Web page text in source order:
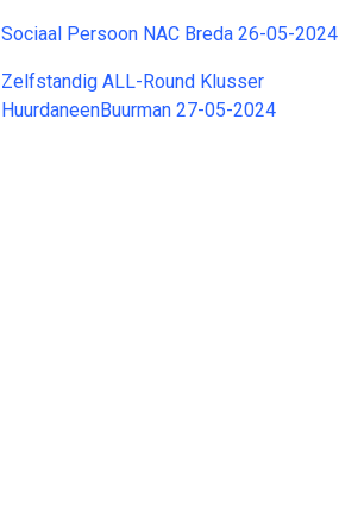
Sociaal Persoon NAC Breda 26-05-2024
Zelfstandig ALL-Round Klusser
HuurdaneenBuurman 27-05-2024